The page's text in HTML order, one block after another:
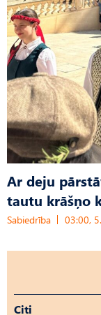
Ar deju
tautu krāšņo
Sabiedrība 03:00,
Citi